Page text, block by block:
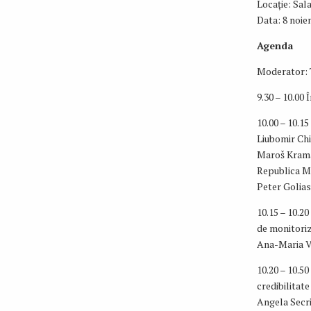
Locație:
Data: 8
Agenda
Moderator:
9.30 –
10.00 –
Liubomir
Maroš
Republica
Peter
10.15 –
de
Ana-Maria
10.20 –
credibilitate
Angela